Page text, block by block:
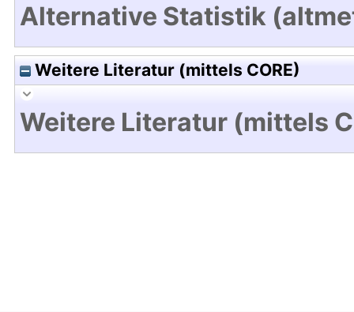
Alternative Statistik
Weitere Literatur (mittels CORE)
Weitere Literatur (mittels